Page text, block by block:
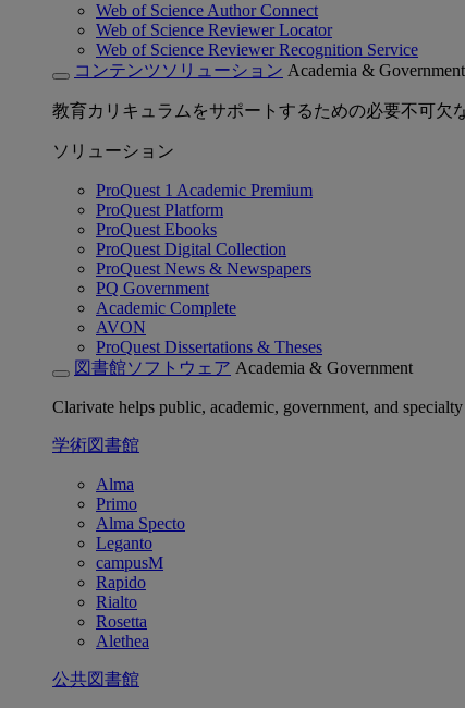
Web of Science Author Connect
Web of Science Reviewer Locator
Web of Science Reviewer Recognition Service
コンテンツソリューション Academia & Government
教育カリキュラムをサポートするための必要不可欠
ソリューション
ProQuest 1 Academic Premium
ProQuest Platform
ProQuest Ebooks
ProQuest Digital Collection
ProQuest News & Newspapers
PQ Government
Academic Complete
AVON
ProQuest Dissertations & Theses
図書館ソフトウェア Academia & Government
Clarivate helps public, academic, government, and
学術図書館
Alma
Primo
Alma Specto
Leganto
campusM
Rapido
Rialto
Rosetta
Alethea
公共図書館